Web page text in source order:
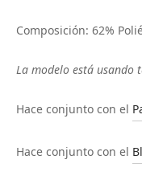
Composición: 62%
La modelo está usando
Hace conjunto con el
Hace conjunto con el